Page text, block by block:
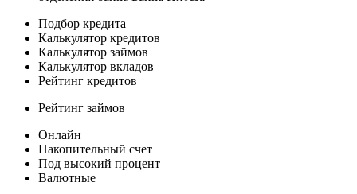
Подбор кредита
Калькулятор кредитов
Калькулятор займов
Калькулятор вкладов
Рейтинг кредитов
Рейтинг займов
Онлайн
Накопительный счет
Под высокий процент
Валютные